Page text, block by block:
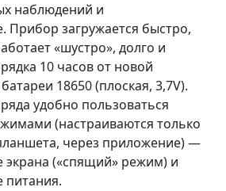
наблюдений и
Прибор загружается быстро,
«шустро», долго и
10 часов от новой
18650 (плоская, 3,7V).
удобно пользоваться
(настраиваются только
через приложение) —
экрана («спящий» режим) и
питания.